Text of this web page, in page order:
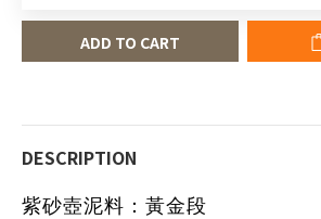
ADD TO CART
DESCRIPTION
紫砂壺泥料 ：黃金段